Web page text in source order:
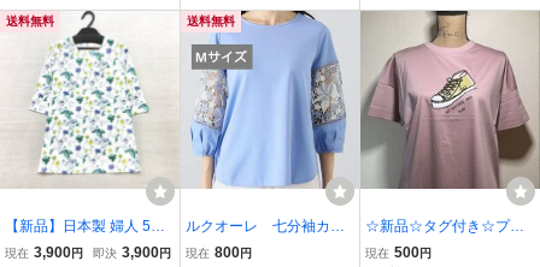
送料無料
【新品】日本製 婦人 5分
袖 カットソー 綿100％ M-
現在 3,900円 即決 3,900円
送料無料
ルクオーレ 七分袖カッ
トソー 花柄レース М
現在 800円
☆新品☆タグ付き☆プレ
ミアムコットン☆スニー
現在 500円